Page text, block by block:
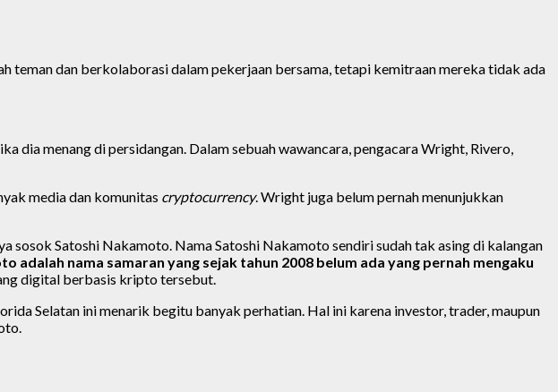
teman dan berkolaborasi dalam pekerjaan bersama, tetapi kemitraan mereka tidak ada
menang di persidangan. Dalam sebuah wawancara, pengacara Wright, Rivero,
media dan komunitas cryptocurrency. Wright juga belum pernah menunjukkan
sosok Satoshi Nakamoto. Nama Satoshi Nakamoto sendiri sudah tak asing di kalangan
adalah nama samaran yang sejak tahun 2008 belum ada yang pernah mengaku
digital berbasis kripto tersebut.
Selatan ini menarik begitu banyak perhatian. Hal ini karena investor, trader, maupun